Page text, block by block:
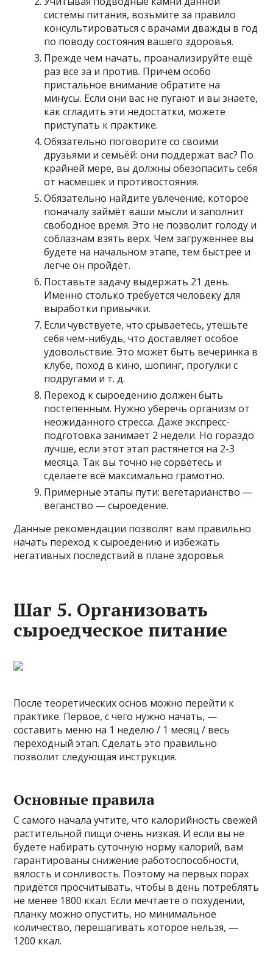
системы питания, возьмите за правило
консультироваться с врачами дважды в год
по поводу состояния вашего здоровья.
Прежде чем начать, проанализируйте ещё
раз все за и против. Причём особо
пристальное внимание обратите на
минусы. Если они вас не пугают и вы знаете,
как сгладить эти недостатки, можете
приступать к практике.
Обязательно поговорите со своими
друзьями и семьёй: они поддержат вас? По
крайней мере, вы должны обезопасить себя
от насмешек и противостояния.
Обязательно найдите увлечение, которое
поначалу займёт ваши мысли и заполнит
свободное время. Это не позволит голоду и
соблазнам взять верх. Чем загруженнее вы
будете на начальном этапе, тем быстрее и
легче он пройдёт.
Поставьте задачу выдержать 21 день.
Именно столько требуется человеку для
выработки привычки.
Если чувствуете, что срываетесь, утешьте
себя чем-нибудь, что доставляет особое
удовольствие. Это может быть вечеринка в
клубе, поход в кино, шопинг, прогулки с
подругами и т. д.
Переход к сыроедению должен быть
постепенным. Нужно уберечь организм от
неожиданного стресса. Даже экспресс-
подготовка занимает 2 недели. Но гораздо
лучше, если этот этап растянется на 2-3
месяца. Так вы точно не сорвётесь и
сделаете всё максимально грамотно.
Примерные этапы пути: вегетарианство —
веганство — сыроедение.
Данные рекомендации позволят вам правильно
начать переход к сыроедению и избежать
негативных последствий в плане здоровья.
Шаг 5. Организовать
сыроедческое питание
После теоретических основ можно перейти к
практике. Первое, с чего нужно начать, —
составить меню на 1 неделю / 1 месяц / весь
переходный этап. Сделать это правильно
позволит следующая инструкция.
Основные правила
С самого начала учтите, что калорийность свежей
растительной пищи очень низкая. И если вы не
будете набирать суточную норму калорий, вам
гарантированы снижение работоспособности,
вялость и сонливость. Поэтому на первых порах
придётся просчитывать, чтобы в день потреблять
не менее 1800 ккал. Если мечтаете о похудении,
планку можно опустить, но минимальное
количество, перешагивать которое нельзя, —
1200 ккал.